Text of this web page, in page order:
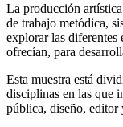
La producción
de trabajo metódica,
explorar las diferentes
ofrecían, para
Esta muestra está
disciplinas en las que
pública, diseño,